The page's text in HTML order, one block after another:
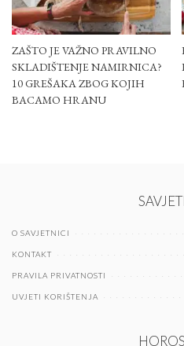
ZAŠTO JE VAŽNO PRAVILNO
SKLADIŠTENJE NAMIRNICA?
10 GREŠAKA ZBOG KOJIH
BACAMO HRANU
O SAVJETNICI
KONTAKT
PRAVILA PRIVATNOSTI
UVJETI KORIŠTENJA